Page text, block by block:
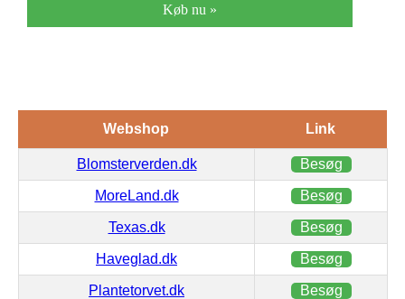
Køb nu »
Webshop Link
Blomsterverden.dk Besøg
MoreLand.dk Besøg
Texas.dk Besøg
Haveglad.dk Besøg
Plantetorvet.dk Besøg